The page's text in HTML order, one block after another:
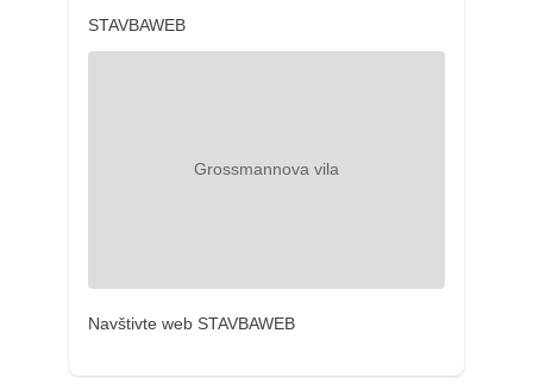
STAVBAWEB
Navštivte web STAVBAWEB